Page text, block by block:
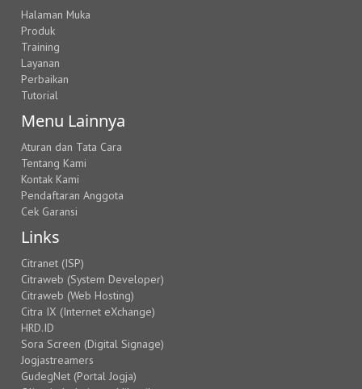
Halaman Muka
Produk
Training
Layanan
Perbaikan
Tutorial
Menu Lainnya
Aturan dan Tata Cara
Tentang Kami
Kontak Kami
Pendaftaran Anggota
Cek Garansi
Links
Citranet (ISP)
Citraweb (System Developer)
Citraweb (Web Hosting)
Citra IX (Internet eXchange)
HRD.ID
Sora Screen (Digital Signage)
Jogjastreamers
GudegNet (Portal Jogja)